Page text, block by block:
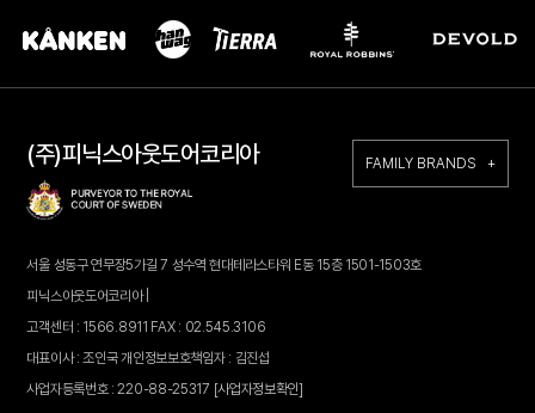
(주)피닉스아웃도어코리아 FAMILY BRANDS +
서울 성동구 연무장5가길 7 성수역 현대테라스타워 E동 15층 1501-1503호
피닉스아웃도어코리아 |
고객센터 : 1566.8911 FAX : 02.545.3106
대표이사 : 조인국 개인정보보호책임자 : 김진섭
사업자등록번호 : 220-88-25317 [사업자정보확인]